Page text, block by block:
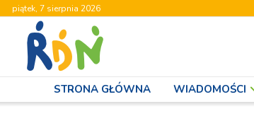
piątek, 7 sierpnia 2026
STRONA GŁÓWNA WIADOMOŚCI